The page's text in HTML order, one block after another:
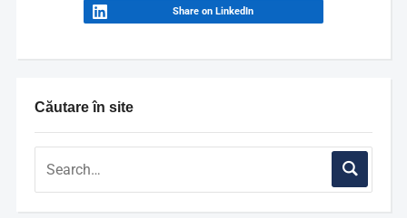
Căutare în site
Share on LinkedIn